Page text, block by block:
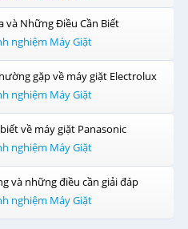
và Những Điều Cần Biết
nghiệm Máy Giặt
gặp về máy giặt Electrolux
nghiệm Máy Giặt
về máy giặt Panasonic
nghiệm Máy Giặt
và những điều cần giải đáp
nghiệm Máy Giặt